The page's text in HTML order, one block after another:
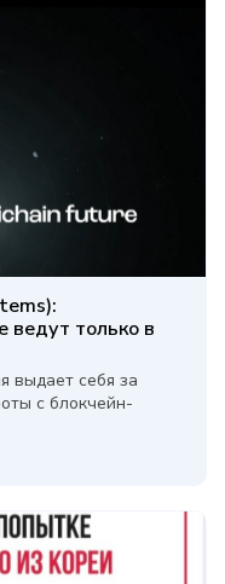
ведут только в
выдает себя за
с блокчейн-